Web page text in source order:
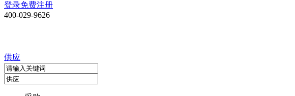
登录免费注册
400-029-9626
供应